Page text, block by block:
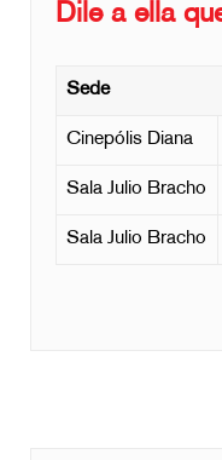
Dile a ella
Sede
Cinepólis Diana
Sala Julio Bracho
Sala Julio Bracho